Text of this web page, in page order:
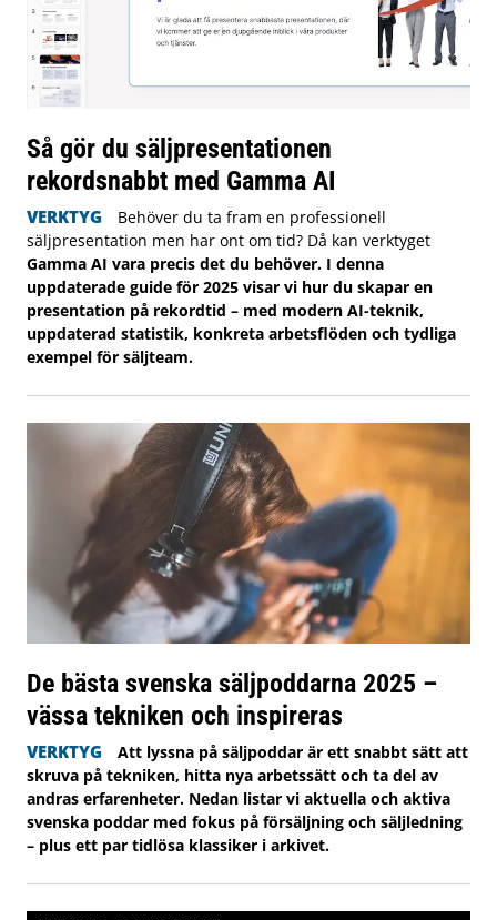
Så gör du säljpresentationen
rekordsnabbt med Gamma AI
VERKTYG
Behöver du ta fram en professionell
säljpresentation men har ont om tid? Då kan verktyget
Gamma AI vara precis det du behöver. I denna
uppdaterade guide för 2025 visar vi hur du skapar en
presentation på rekordtid – med modern AI-teknik,
uppdaterad statistik, konkreta arbetsflöden och tydliga
exempel för säljteam.
De bästa svenska säljpoddarna 2025 –
vässa tekniken och inspireras
VERKTYG
Att lyssna på säljpoddar är ett snabbt sätt att
skruva på tekniken, hitta nya arbetssätt och ta del av
andras erfarenheter. Nedan listar vi aktuella och aktiva
svenska poddar med fokus på försäljning och säljledning
– plus ett par tidlösa klassiker i arkivet.